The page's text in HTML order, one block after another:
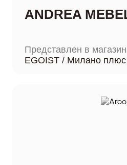
ANDREA
Представлен в
EGOIST / Милано плюс